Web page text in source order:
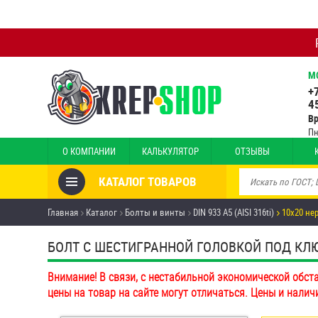
О КОМПАНИИ КАЛЬКУЛЯТОР ОТЗЫВЫ
КАТАЛОГ ТОВАРОВ
Товары со скидкой
Анкеры
Антивандальный крепёж,
инструмент
Болты и винты
Главная Каталог Болты и винты DIN 933 А5 (AISI 316ti) 10х20
БОЛТ С ШЕСТИГРАННОЙ ГОЛОВКОЙ ПОД
Внимание! В связи, с нестабильной экономической
цены на товар на сайте могут отличаться. Цены и